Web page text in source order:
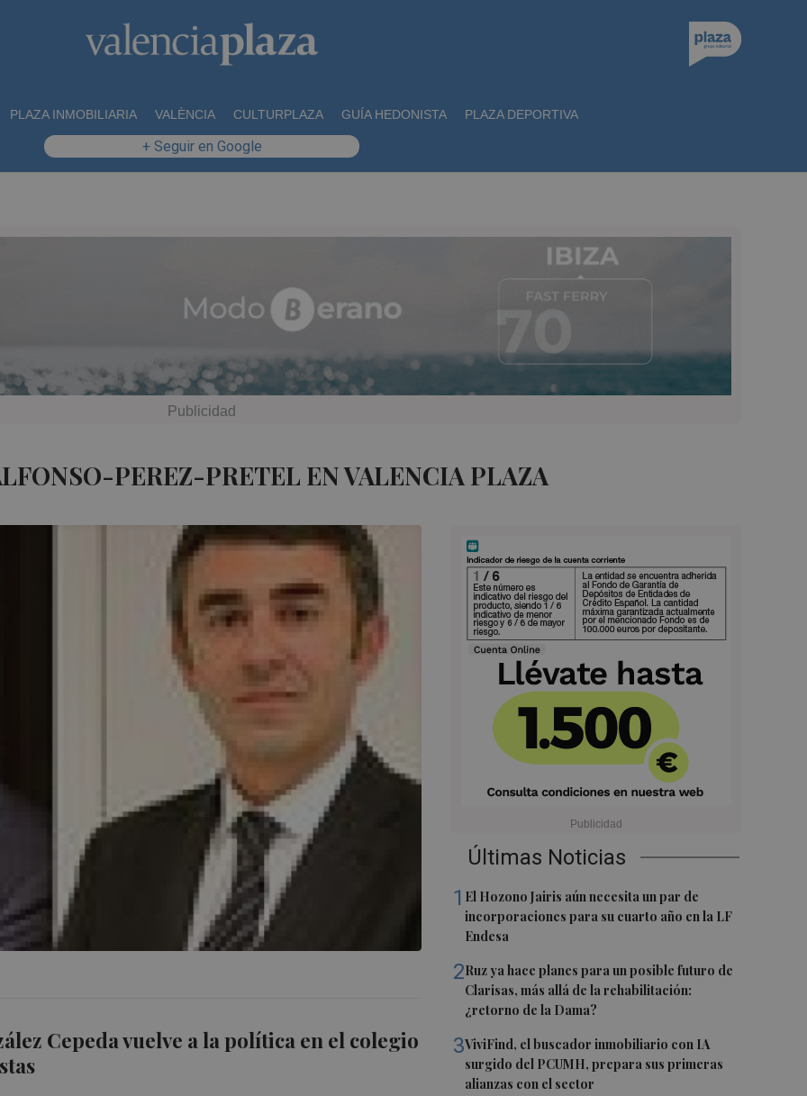
PLAZA INMOBILIARIA VALÈNCIA CULTURPLAZA GUÍA HEDONISTA PLAZA DEPORTIVA
+ Seguir en Google
PEREZ-PRETEL EN VALENCIA PLAZA
Cepeda vuelve a la política en el colegio
Últimas Noticias
1 El Hozono Jairis aún necesita un par de
incorporaciones para su cuarto año en la LF
Endesa
2Ruz ya hace planes para un posible futuro de
Clarisas, más allá de la rehabilitación:
¿retorno de la Dama?
3ViviFind, el buscador inmobiliario con IA
surgido del PCUMH, prepara sus primeras
alianzas con el sector